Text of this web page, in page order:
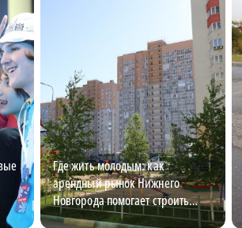
Где жить молодым: как
арендный рынок Нижнего
Новгорода помогает строить
карьеру